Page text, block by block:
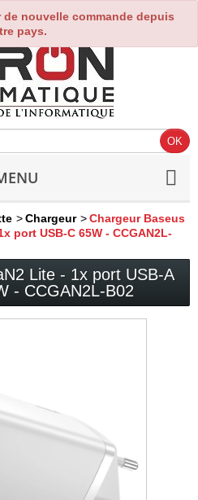
de nouvelle commande depuis
pays.
>Chargeur >Chargeur Baseus
port USB-C 65W - CCGAN2L-
Lite - 1x port USB-A
- CCGAN2L-B02